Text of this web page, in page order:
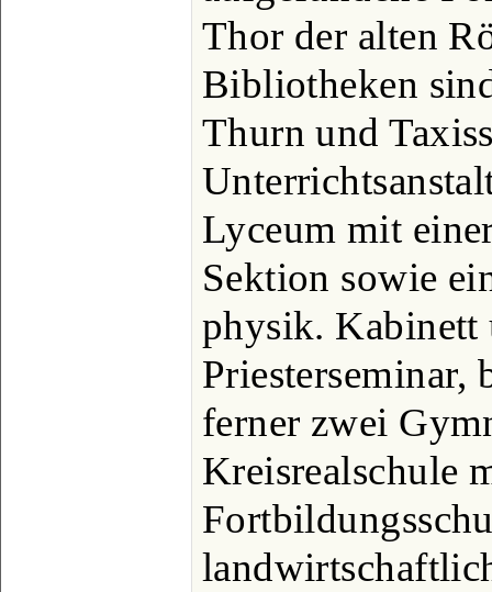
Thor der alten
Bibliotheken
Thurn und
Lyceum mit
Sektion sowie
physik. Kabinett
Priesterseminar,
ferner zwei
Kreisrealschule